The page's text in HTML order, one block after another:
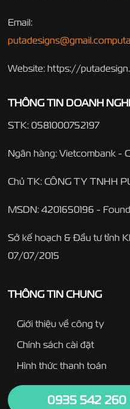
Email:
putadesigns@gmail.com
Website: https://
THÔNG TIN DOANH
STK: 0581000752197
Ngân hàng: Vietcombank -
Chủ TK: CÔNG TY TNHH
MSDN: 4201650196 -
Sở kế hoạch & Đầu tư tỉnh
07/07/2015
THÔNG TIN CHUNG
Giới thiệu về công ty
Chính sách cài đặt
Hình thức thanh toán
0935 542 260